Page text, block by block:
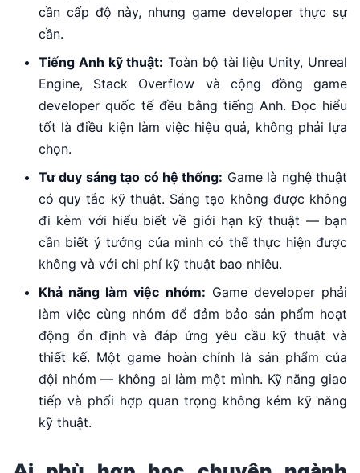
cần cấp độ này, nhưng game developer thực sự
cần.
Tiếng Anh kỹ thuật: Toàn bộ tài liệu Unity, Unreal
Engine, Stack Overflow và cộng đồng game
developer quốc tế đều bằng tiếng Anh. Đọc hiểu
tốt là điều kiện làm việc hiệu quả, không phải lựa
chọn.
Tư duy sáng tạo có hệ thống: Game là nghệ thuật
có quy tắc kỹ thuật. Sáng tạo không được không
đi kèm với hiểu biết về giới hạn kỹ thuật — bạn
cần biết ý tưởng của mình có thể thực hiện được
không và với chi phí kỹ thuật bao nhiêu.
Khả năng làm việc nhóm: Game developer phải
làm việc cùng nhóm để đảm bảo sản phẩm hoạt
động ổn định và đáp ứng yêu cầu kỹ thuật và
thiết kế. Một game hoàn chỉnh là sản phẩm của
đội nhóm — không ai làm một mình. Kỹ năng giao
tiếp và phối hợp quan trọng không kém kỹ năng
kỹ thuật.